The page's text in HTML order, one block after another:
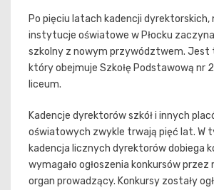
Po pięciu latach kadencji dyrektorskich,
instytucje oświatowe w Płocku
szkolny z nowym przywództwem. Jest
który obejmuje Szkołę Podstawową nr
liceum.
Kadencje dyrektorów szkół i innych
oświatowych zwykle trwają pięć lat. W
kadencja licznych dyrektorów dobiega
wymagało ogłoszenia konkursów przez
organ prowadzący. Konkursy zostały